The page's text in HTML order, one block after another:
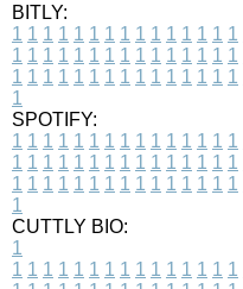
BITLY:
1 1 1 1 1 1 1 1 1 1 1 1 1 1 1
1 1 1 1 1 1 1 1 1 1 1 1 1 1 1
1 1 1 1 1 1 1 1 1 1 1 1 1 1 1
1
SPOTIFY:
1 1 1 1 1 1 1 1 1 1 1 1 1 1 1
1 1 1 1 1 1 1 1 1 1 1 1 1 1 1
1 1 1 1 1 1 1 1 1 1 1 1 1 1 1
1
CUTTLY BIO:
1
1 1 1 1 1 1 1 1 1 1 1 1 1 1 1